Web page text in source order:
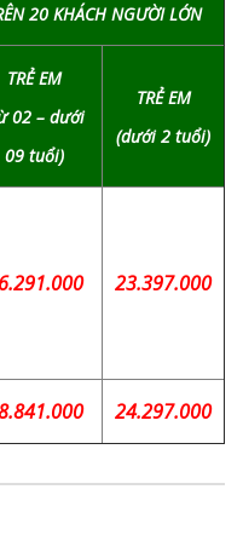
20 KHÁCH NGƯỜI LỚN
TRẺ EM
02 – dưới
09 tuổi)
TRẺ EM
(dưới 2 tuổi)
23.397.000
24.297.000